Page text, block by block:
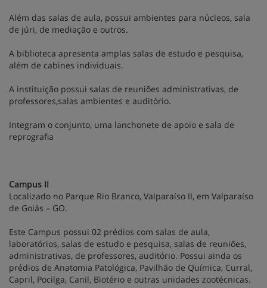
Além das salas de aula, possui ambientes para núcleos, sala
de júri, de mediação e outros.
A biblioteca apresenta amplas salas de estudo e pesquisa,
além de cabines individuais.
A instituição possui salas de reuniões administrativas, de
professores,salas ambientes e auditório.
Integram o conjunto, uma lanchonete de apoio e sala de
reprografia
Campus II
Localizado no Parque Rio Branco, Valparaíso II, em Valparaíso
de Goiás – GO.
Este Campus possui 02 prédios com salas de aula,
laboratórios, salas de estudo e pesquisa, salas de reuniões,
administrativas, de professores, auditório. Possui ainda os
prédios de Anatomia Patológica, Pavilhão de Química, Curral,
Capril, Pocilga, Canil, Biotério e outras unidades zootécnicas.